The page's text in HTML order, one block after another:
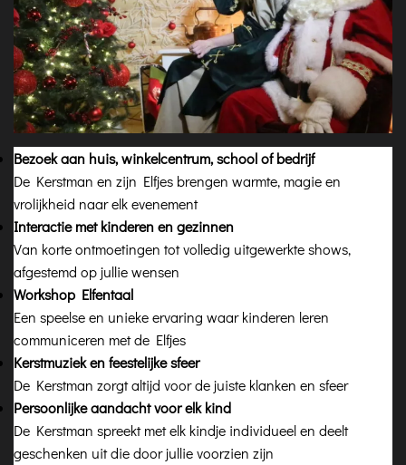
Bezoek aan huis, winkelcentrum, school of bedrijf
De Kerstman en zijn Elfjes brengen warmte, magie en
vrolijkheid naar elk evenement
Interactie met kinderen en gezinnen
Van korte ontmoetingen tot volledig uitgewerkte shows,
afgestemd op jullie wensen
Workshop Elfentaal
Een speelse en unieke ervaring waar kinderen leren
communiceren met de Elfjes
Kerstmuziek en feestelijke sfeer
De Kerstman zorgt altijd voor de juiste klanken en sfeer
Persoonlijke aandacht voor elk kind
De Kerstman spreekt met elk kindje individueel en deelt
geschenken uit die door jullie voorzien zijn